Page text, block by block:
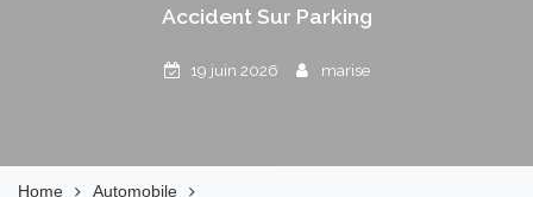
Accident Sur Parking
19 juin 2026 marise
Home
Automobile